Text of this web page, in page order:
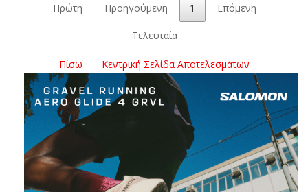
Πρώτη Προηγούμενη 1 Επόμενη
Τελευταία
Πίσω Κεντρική Σελίδα Αποτελεσμάτων